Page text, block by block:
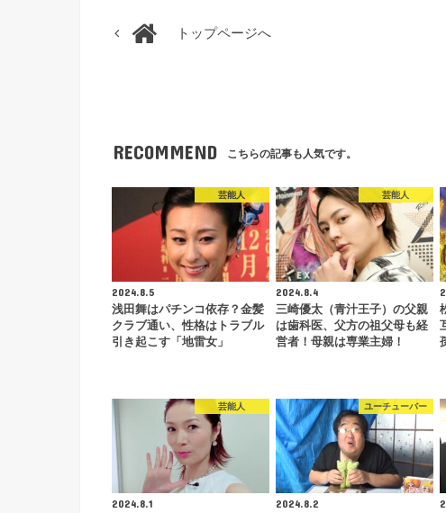
トップページへ
RECOMMEND こちらの記事も人気です。
芸能人
2024.8.5
浅田舞はパチンコ依存？金髪
クラブ通い、性格はトラブル
引き起こす「地雷女」
芸能人
2024.8.4
三崎優太（青汁王子）の父親
は歯科医、父方の祖父母も経
営者！母親は専業主婦！
芸能人
2024.8.1
ユーチューバー
2024.8.2